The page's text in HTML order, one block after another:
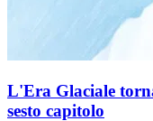
L'Era Glaciale
sesto capitolo